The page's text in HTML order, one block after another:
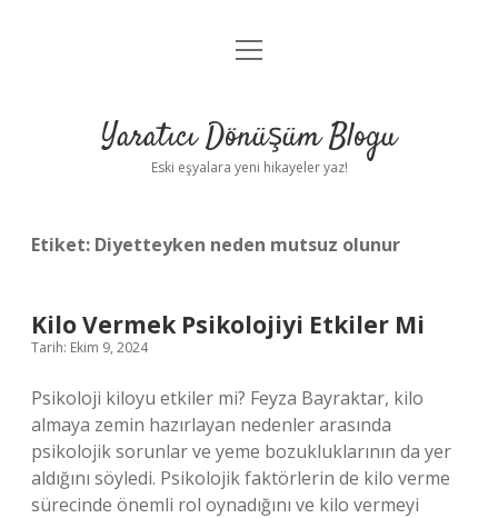
Anasayfa
Yasal Uyarı
menüyü
Yaratıcı Dönüşüm Blogu
Eski eşyalara yeni hikayeler yaz!
Etiket: Diyetteyken neden mutsuz olunur
Kilo Vermek Psikolojiyi Etkiler Mi
Tarih: Ekim 9, 2024
Psikoloji kiloyu etkiler mi? Feyza Bayraktar, kilo
almaya zemin hazırlayan nedenler arasında
psikolojik sorunlar ve yeme bozukluklarının da yer
aldığını söyledi. Psikolojik faktörlerin de kilo verme
sürecinde önemli rol oynadığını ve kilo vermeyi